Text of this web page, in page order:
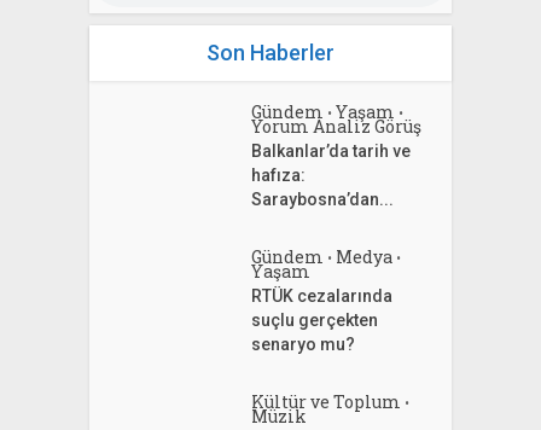
Son Haberler
Gündem • Yaşam •
Yorum Analiz Görüş
Balkanlar’da tarih ve
hafıza:
Saraybosna’dan...
Gündem • Medya •
Yaşam
RTÜK cezalarında
suçlu gerçekten
senaryo mu?
Kültür ve Toplum •
Müzik